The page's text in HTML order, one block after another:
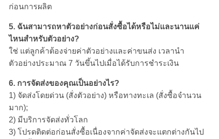
ก่อนการผลิต
5. ฉันสามารถหาตัวอย่างก่อนสั่งซื้อได้หรือไม่และนานแค่
ไหนสำหรับตัวอย่าง?
ใช่ แต่ลูกค้าต้องจ่ายค่าตัวอย่างและค่าขนส่ง เวลานำ
ตัวอย่างประมาณ 7 วันขึ้นไปเมื่อได้รับการชำระเงิน
6. การจัดส่งของคุณเป็นอย่างไร?
1) จัดส่งโดยด่วน (สั่งตัวอย่าง) หรือทางทะเล (สั่งซื้อจำนวน
มาก);
2) มีบริการจัดส่งทั่วโลก
3) โปรดติดต่อก่อนสั่งซื้อเนื่องจากค่าจัดส่งจะแตกต่างกันไป